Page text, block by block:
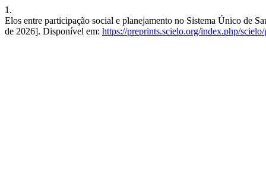
1.
Elos entre participação social e planejamento no Sistema Único de
de 2026]. Disponível em: https://preprints.scielo.org/index.php/